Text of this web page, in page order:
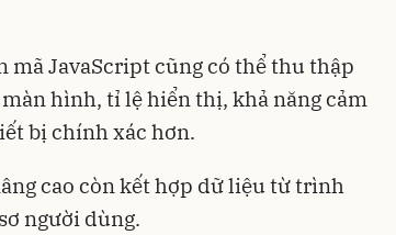
mã JavaScript cũng có thể thu thập
hình, tỉ lệ hiển thị, khả năng cảm
bị chính xác hơn.
cao còn kết hợp dữ liệu từ trình
người dùng.